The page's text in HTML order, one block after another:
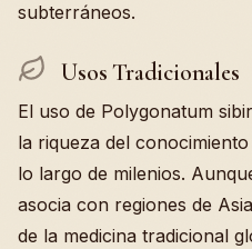
subterráneos.
Usos Tradicionales
El uso de Polygonatum
la riqueza del
lo largo de milenios.
asocia con regiones de
de la medicina tradicional